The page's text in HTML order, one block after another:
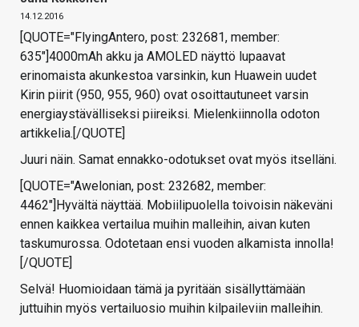
14.12.2016
[QUOTE="FlyingAntero, post: 232681, member:
635"]4000mAh akku ja AMOLED näyttö lupaavat
erinomaista akunkestoa varsinkin, kun Huawein uudet
Kirin piirit (950, 955, 960) ovat osoittautuneet varsin
energiaystävälliseksi piireiksi. Mielenkiinnolla odoton
artikkelia.[/QUOTE]
Juuri näin. Samat ennakko-odotukset ovat myös itselläni.
[QUOTE="Awelonian, post: 232682, member:
4462"]Hyvältä näyttää. Mobiilipuolella toivoisin näkeväni
ennen kaikkea vertailua muihin malleihin, aivan kuten
taskumurossa. Odotetaan ensi vuoden alkamista innolla!
[/QUOTE]
Selvä! Huomioidaan tämä ja pyritään sisällyttämään
juttuihin myös vertailuosio muihin kilpaileviin malleihin.